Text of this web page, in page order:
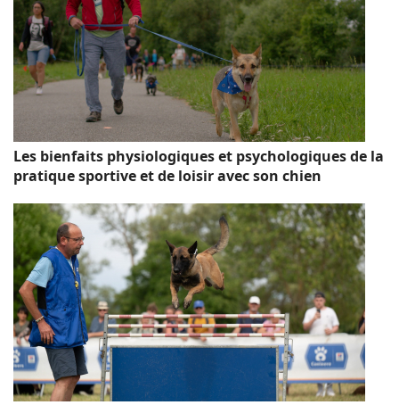
Les bienfaits physiologiques et psychologiques de la
pratique sportive et de loisir avec son chien